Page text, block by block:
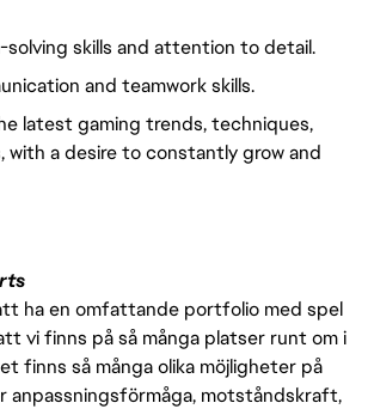
skills and attention to detail.
and teamwork skills.
latest gaming trends, techniques,
with a desire to constantly grow and
ha en omfattande portfolio med spel
vi finns på så många platser runt om i
finns så många olika möjligheter på
anpassningsförmåga, motståndskraft,